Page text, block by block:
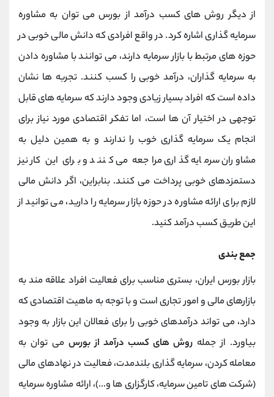
از دیگر روش های کسب درآمد از بورس می توان به مشاوره
سرمایه گذاری اشاره کرد. در واقع افرادی که دانش مالی خوبی در
حوزه های مرتبط با بازار سرمایه دارند، می توانند با مشاوره دادن
به سرمایه گذاران، درآمد خوبی را کسب کنند. تجربه ها نشان
داده است که افراد بسیار زیادی وجود دارند که سرمایه های قابل
توجهی در اختیار آن ها است، اما تفکر اقتصادی مورد نیاز برای
انجام یک سرمایه گذاری خوب را ندارند و به همین دلیل به
مشاوران سرمایه گذاری مراجعه می کنند و برای این کار نیز
دستمزدهای خوبی پرداخت می کنند. بنابراین، اگر دانش مالی
لازم برای ارائه مشاوره در حوزه بازار سرمایه را دارید، می توانید از
این طریق کسب درآمد کنید.
جمع بندی
بازار بورس ایران، بستری مناسب برای فعالیت افراد علاقه مند به
بازارهای مالی و امور تجاری است و با توجه به ماهیت اقتصادی که
دارد، می تواند درآمدهای خوبی را برای فعالان این بازار به وجود
بیاورد. از جمله روش های کسب درآمد از بورس می توان به
معامله کردن، سرمایه گذاری بلندمدت، فعالیت در نهادهای مالی
(شرکت های تامین سرمایه، کارگزاری ها و...)، ارائه مشاوره سرمایه